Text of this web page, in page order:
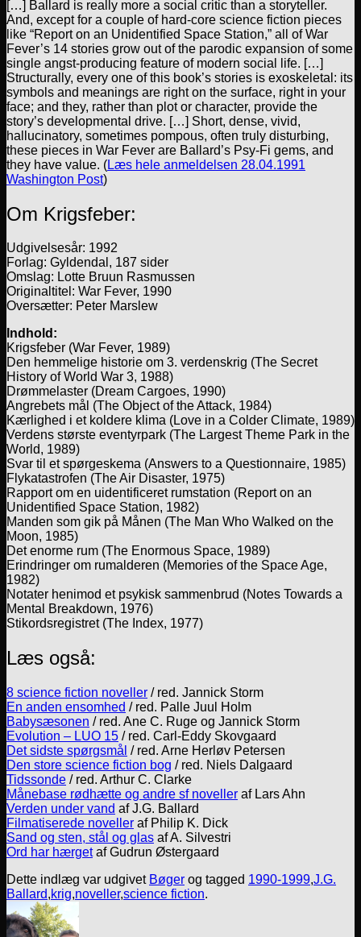
[…] Ballard is really more a social critic than a storyteller.
And, except for a couple of hard-core science fiction pieces
like “Report on an Unidentified Space Station,” all of War
Fever’s 14 stories grow out of the parodic expansion of some
single angst-producing feature of modern social life. […]
Structurally, every one of this book’s stories is exoskeletal: its
symbols and meanings are right on the surface, right in your
face; and they, rather than plot or character, provide the
story’s developmental drive. […] Short, dense, vivid,
hallucinatory, sometimes pompous, often truly disturbing,
these pieces in War Fever are Ballard’s Psy-Fi gems, and
they have value. (Læs hele anmeldelsen 28.04.1991
Washington Post)
Om Krigsfeber:
Udgivelsesår: 1992
Forlag: Gyldendal, 187 sider
Omslag: Lotte Bruun Rasmussen
Originaltitel: War Fever, 1990
Oversætter: Peter Marslew
Indhold:
Krigsfeber (War Fever, 1989)
Den hemmelige historie om 3. verdenskrig (The Secret
History of World War 3, 1988)
Drømmelaster (Dream Cargoes, 1990)
Angrebets mål (The Object of the Attack, 1984)
Kærlighed i et koldere klima (Love in a Colder Climate, 1989)
Verdens største eventyrpark (The Largest Theme Park in the
World, 1989)
Svar til et spørgeskema (Answers to a Questionnaire, 1985)
Flykatastrofen (The Air Disaster, 1975)
Rapport om en uidentificeret rumstation (Report on an
Unidentified Space Station, 1982)
Manden som gik på Månen (The Man Who Walked on the
Moon, 1985)
Det enorme rum (The Enormous Space, 1989)
Erindringer om rumalderen (Memories of the Space Age,
1982)
Notater henimod et psykisk sammenbrud (Notes Towards a
Mental Breakdown, 1976)
Stikordsregistret (The Index, 1977)
Læs også:
8 science fiction noveller / red. Jannick Storm
En anden ensomhed / red. Palle Juul Holm
Babysæsonen / red. Ane C. Ruge og Jannick Storm
Evolution – LUO 15 / red. Carl-Eddy Skovgaard
Det sidste spørgsmål / red. Arne Herløv Petersen
Den store science fiction bog / red. Niels Dalgaard
Tidssonde / red. Arthur C. Clarke
Månebase rødhætte og andre sf noveller af Lars Ahn
Verden under vand af J.G. Ballard
Filmatiserede noveller af Philip K. Dick
Sand og sten, stål og glas af A. Silvestri
Ord har hærgetaf Gudrun Østergaard
Dette indlæg var udgivet Bøger og tagged 1990-1999,J.G.
Ballard,krig,noveller,science fiction.